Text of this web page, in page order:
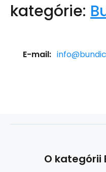
kategórie:
E-mail:
O kategórii